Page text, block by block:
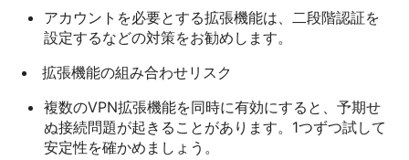
アカウントを必要とする拡張機能は、二段階認証を
設定するなどの対策をお勧めします。
拡張機能の組み合わせリスク
複数のVPN拡張機能を同時に有効にすると、予期せ
ぬ接続問題が起きることがあります。1つずつ試して
安定性を確かめましょう。